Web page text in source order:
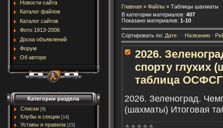
Новости сайта
Каталог файлов
Каталог сайтов
Фото 1913-2006
Доска объявлений
Форум
Об авторе
Категории раздела
Списки [9]
Клубы и секции [14]
Уставы и правила [15]
Главная » Файлы » Таблицы шахматы
В категории материалов: 407
Показано материалов: 1-10
Сортировать по: Дате · Названию ·
2026.
спорту глухих
таблица ОСФСГ
2026. Зеленоград.
(шахматы) Итоговая